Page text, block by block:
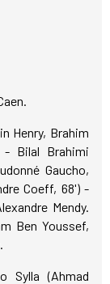
Henry, Brahim
- Bilal Brahimi
Gaucho,
Coeff, 68') -
Mendy.
Ben Youssef,
Sylla (Ahmad